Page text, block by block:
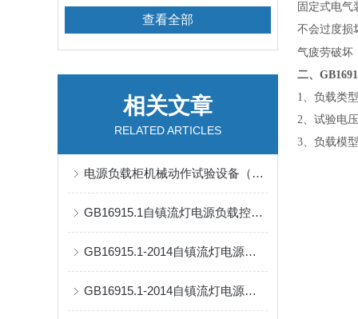
查看全部
相关文章
RELATED ARTICLES
电源负载柜机械动作试验设备（如插头插座寿命试验机）
GB16915.1自镇流灯电源负载控制柜
GB16915.1-2014自镇流灯电源负载柜
GB16915.1-2014自镇流灯电源负载控制柜
固定式电气
不会过度损
气疲劳破坏
二、
1、 负载类
2、试验电
3、负载模